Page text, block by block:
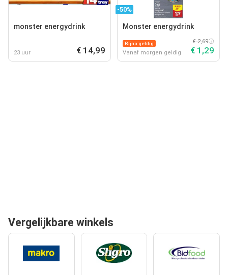
monster energydrink
23 uur € 14,99
-50%
Monster energydrink
Bijna geldig
Vanaf morgen geldig
€ 2,69
€ 1,29
Vergelijkbare winkels